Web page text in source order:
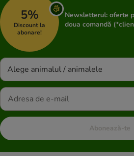
5%
Discount la
abonare!
Newsletterul: oferte
doua comandă
Alege animalul / animalele
Abonează-te